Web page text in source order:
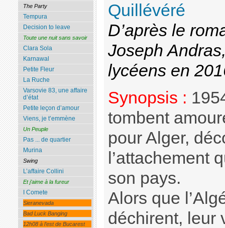
Quillévéré
D’après le
Joseph
lycéens en
Synopsis :
tombent
pour Alger,
l’attachement
son pays.
Alors que
déchirent, leur
The Party
Tempura
Decision to leave
Toute une nuit sans savoir
Clara Sola
Karnawal
Petite Fleur
La Ruche
Varsovie 83, une affaire
d’état
Petite leçon d’amour
Viens, je t’emmène
Un Peuple
Pas ... de quartier
Murina
Swing
L’affaire Collini
Et j’aime à la fureur
I Comete
Sieranevada
Bad Luck Banging
12h08 à l’est de Bucarest